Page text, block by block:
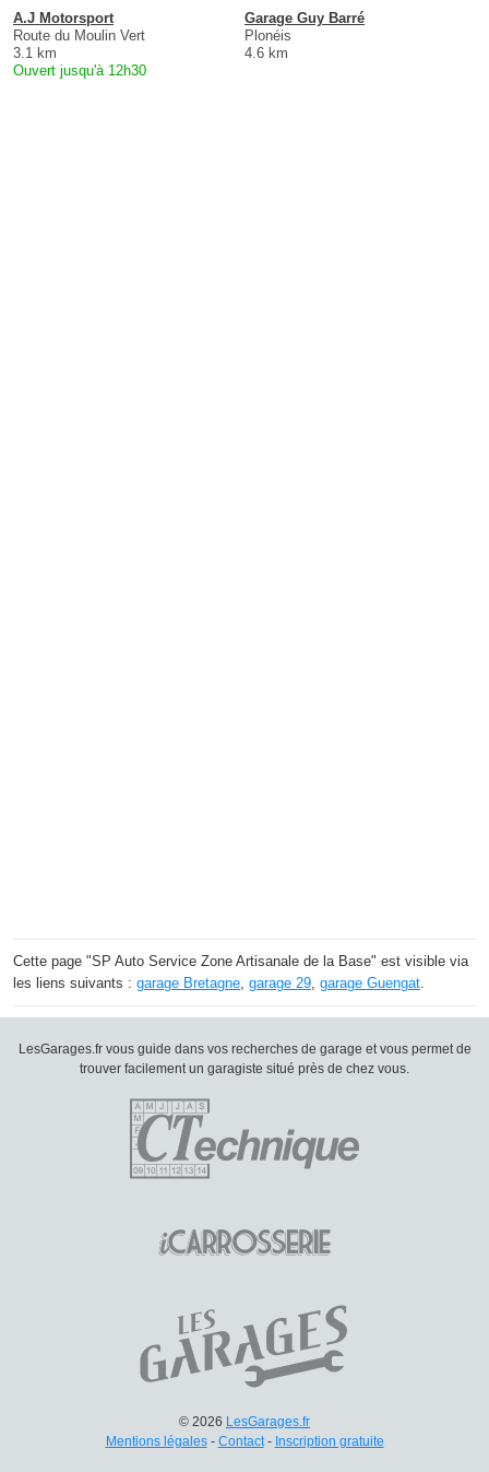
A.J Motorsport
Route du Moulin Vert
3.1 km
Ouvert jusqu'à 12h30
Garage Guy Barré
Plonéis
4.6 km
Cette page "SP Auto Service Zone Artisanale de la Base" est visible via
les liens suivants : garage Bretagne, garage 29, garage Guengat.
LesGarages.fr vous guide dans vos recherches de garage et vous permet de
trouver facilement un garagiste situé près de chez vous.
© 2026 LesGarages.fr
Mentions légales- Contact- Inscription gratuite